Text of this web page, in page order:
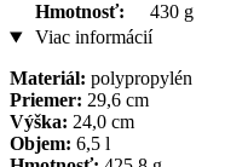
Hmotnosť:
430 g
Viac informácií
Materiál: polypropylén
Priemer: 29,6 cm
Výška: 24,0 cm
Objem: 6,5 l